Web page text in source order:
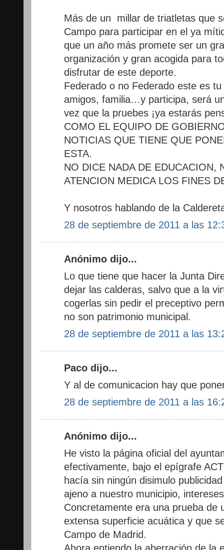
Más de un millar de triatletas que
Campo para participar en el ya
que un año más promete ser un
organización y gran acogida para
disfrutar de este deporte.
Federado o no Federado este es
amigos, familia…y participa, será
vez que la pruebes ¡ya estarás
COMO EL EQUIPO DE
NOTICIAS QUE TIENE QUE
ESTA.
NO DICE NADA DE EDUCACION,
ATENCION MEDICA LOS FINES
Y nosotros hablando de la
28 de septiembre de 2011 a las
Anónimo dijo...
Lo que tiene que hacer la Junta
dejar las calderas, salvo que a la
cogerlas sin pedir el preceptivo
no son patrimonio municipal.
28 de septiembre de 2011 a las
Paco dijo...
Y al de comunicacion hay que
28 de septiembre de 2011 a las
Anónimo dijo...
He visto la página oficial del
efectivamente, bajo el epígrafe
hacía sin ningún disimulo
ajeno a nuestro municipio,
Concretamente era una prueba de
extensa superficie acuática y que
Campo de Madrid.